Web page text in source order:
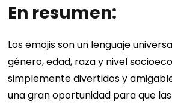
En resumen:
Los emojis son un lenguaje
género, edad, raza y nivel
simplemente divertidos y
una gran oportunidad para que